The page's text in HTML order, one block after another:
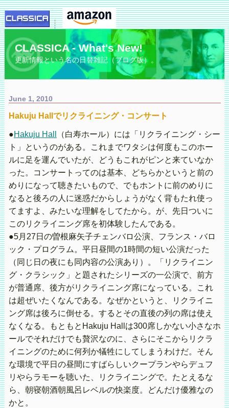
CLASSICA - What's New!
更新情報という名の日替雑記（ブログ版）。
June 1, 2010
Hakuju Hallでリクライニング・コンサート
●Hakuju Hall
（白寿ホール）には「リクライニング・シー
ト」というのがある。これまでワタシは何度もこのホー
ルに足を運んでいたが、どうもこれがピンと来ていなか
った。コンサートってのは基本、どちらかというと前の
めりになって聴きたいもので、でもホントに前のめりに
なると後ろの人に迷惑だからしょうがなく背もたれ使っ
てますよ、みたいな理解をしてたから。が、先日ついに
このリクライニング席を初体験したんである。
●5月27日の曽根麻矢子チェンバロ公演、フランス・バロ
ック・プログラム。平日昼間の1時間の短い公演だった
（同じ日の夜にも同内容の公演あり）。「リクライニン
グ・クラシック」と題されたシリーズの一公演で、前方
が普通席、後方がリクライニング席になっている。これ
は超ぜいたくなんである。なぜかというと、リクライニ
ング席は後ろに倒せる。するとその直後の列の席は使え
なくなる。もともとHakuju Hallは300席しかない小さなホ
ールでそれだけでも贅沢なのに、さらにそこからリクラ
イニングのために何列か犠牲にしてしまうわけだ。そん
な環境で平日の昼間にすばらしいクープランやらデュフ
リやらラモーを聴いた、リクライニングで。たとえるな
ら、朝寝朝酒朝風呂レベルの快楽度。どんだけ優雅なの
かと。